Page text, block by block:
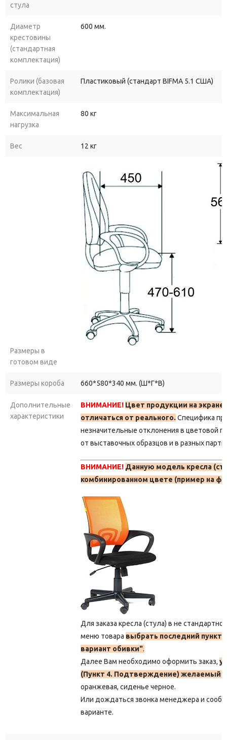
стула
Диаметр
крестовины
(стандартная
комплектация)
600 мм.
Ролики (базовая
комплектация)
Пластиковый (стандарт BIFMA 5.1 США)
Максимальная
нагрузка
80 кг
Вес 12 кг
Размеры в
готовом виде
Размеры короба 660*580*340 мм. (Ш*Г*В)
Дополнительные
характеристики
ВНИМАНИЕ! Цвет продукции на
отличаться от реального. Специфика
незначительные отклонения в цветовой
от выставочных образцов и в разных
ВНИМАНИЕ! Данную модель кресла
комбинированном цвете (пример на
Для заказа кресла (стула) в не
меню товара выбрать последний пункт
вариант обивки".
Далее Вам необходимо оформить заказ,
(Пункт 4. Подтверждение) желаемый
оранжевая, сиденье черное.
Или дождаться звонка менеджера и
варианте.